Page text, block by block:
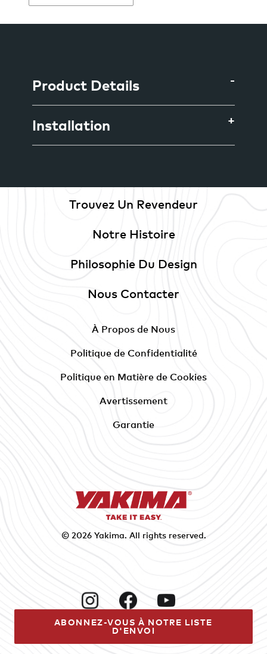
Product Details
Installation
Trouvez Un Revendeur
Notre Histoire
Philosophie Du Design
Nous Contacter
À Propos de Nous
Politique de Confidentialité
Politique en Matière de Cookies
Avertissement
Garantie
© 2026 Yakima. All rights reserved.
InstagramFacebook
ABONNEZ-VOUS À NOTRE LISTE
D'ENVOI